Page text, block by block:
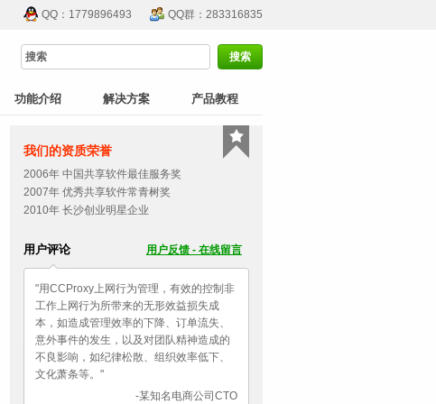
QQ：1779896493 QQ群：283316835
功能介绍 解决方案 产品教程
我们的资质荣誉
2006年 中国共享软件最佳服务奖
2007年 优秀共享软件常青树奖
2010年 长沙创业明星企业
用户评论 用户反馈 - 在线留言
"用CCProxy上网行为管理，有效的控制非
工作上网行为所带来的无形效益损失成
本，如造成管理效率的下降、订单流失、
意外事件的发生，以及对团队精神造成的
不良影响，如纪律松散、组织效率低下、
文化萧条等。"
-某知名电商公司CTO